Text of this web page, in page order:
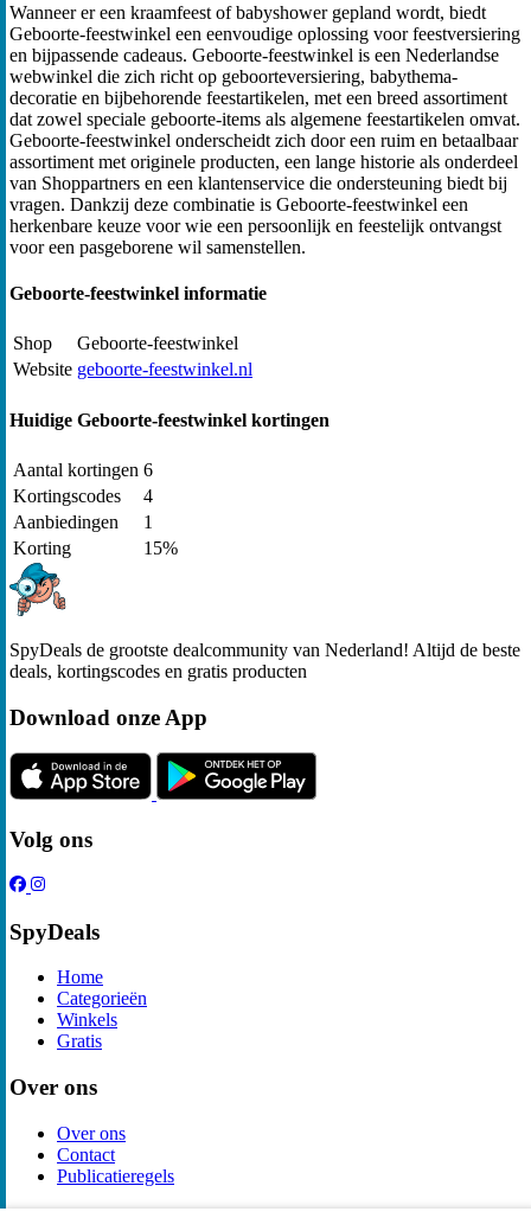
Wanneer er een kraamfeest of babyshower gepland wordt, biedt
Geboorte-feestwinkel een eenvoudige oplossing voor feestversiering
en bijpassende cadeaus. Geboorte-feestwinkel is een Nederlandse
webwinkel die zich richt op geboorteversiering, babythema-
decoratie en bijbehorende feestartikelen, met een breed assortiment
dat zowel speciale geboorte-items als algemene feestartikelen omvat.
Geboorte-feestwinkel onderscheidt zich door een ruim en betaalbaar
assortiment met originele producten, een lange historie als onderdeel
van Shoppartners en een klantenservice die ondersteuning biedt bij
vragen. Dankzij deze combinatie is Geboorte-feestwinkel een
herkenbare keuze voor wie een persoonlijk en feestelijk ontvangst
voor een pasgeborene wil samenstellen.
Geboorte-feestwinkel informatie
Shop
Geboorte-feestwinkel
Website geboorte-feestwinkel.nl
Huidige Geboorte-feestwinkel kortingen
Aantal kortingen 6
Kortingscodes
4
Aanbiedingen
1
Korting
15%
SpyDeals de grootste dealcommunity van Nederland! Altijd de beste
deals, kortingscodes en gratis producten
Download onze App
Volg ons
SpyDeals
Home
Categorieën
Winkels
Gratis
Over ons
Over ons
Contact
Publicatieregels